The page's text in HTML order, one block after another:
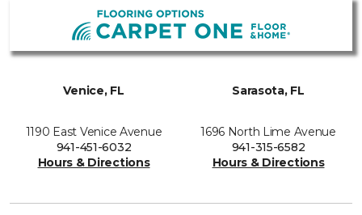
Venice, FL
1190 East Venice Avenue
941-451-6032
Hours & Directions
Sarasota, FL
1696 North Lime Avenue
941-315-6582
Hours & Directions